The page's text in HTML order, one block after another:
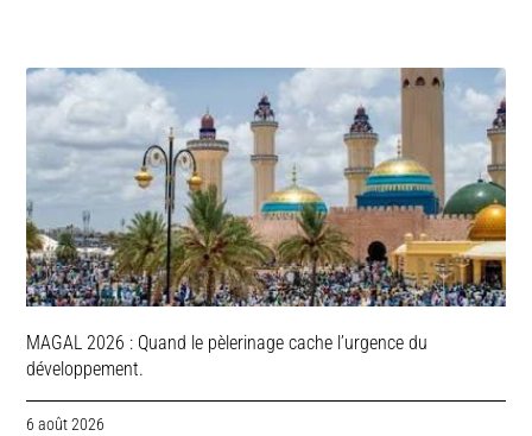
MAGAL 2026 : Quand le pèlerinage cache l’urgence du
développement.
6 août 2026